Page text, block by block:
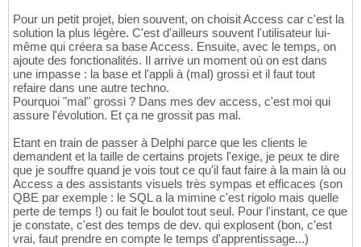
Pour un petit projet, bien souvent, on choisit Access car c'est la
solution la plus légère. C'est d'ailleurs souvent l'utilisateur lui-
même qui créera sa base Access. Ensuite, avec le temps, on
ajoute des fonctionalités. Il arrive un moment où on est dans
une impasse : la base et l'appli à (mal) grossi et il faut tout
refaire dans une autre techno.
Pourquoi "mal" grossi ? Dans mes dev access, c'est moi qui
assure l'évolution. Et ça ne grossit pas mal.
Etant en train de passer à Delphi parce que les clients le
demandent et la taille de certains projets l'exige, je peux te dire
que je souffre quand je vois tout ce qu'il faut faire à la main là ou
Access a des assistants visuels très sympas et efficaces (son
QBE par exemple : le SQL a la mimine c'est rigolo mais quelle
perte de temps !) ou fait le boulot tout seul. Pour l'instant, ce que
je constate, c'est des temps de dev. qui explosent (bon, c'est
vrai, faut prendre en compte le temps d'apprentissage...)